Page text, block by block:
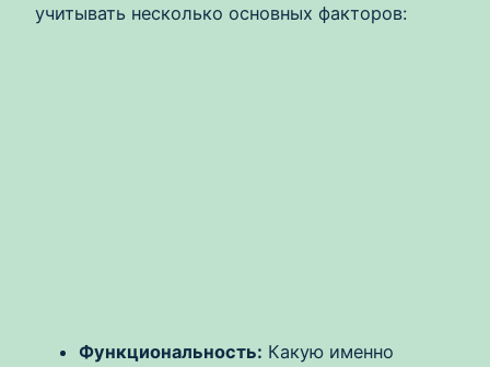
учитывать несколько основных факторов:
Функциональность: Какую именно